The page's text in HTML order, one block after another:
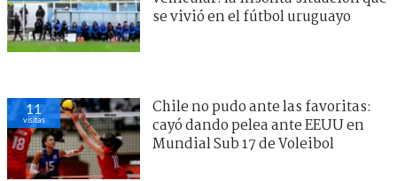
se vivió en el fútbol uruguayo
11
visitas
Chile no pudo ante las favoritas:
cayó dando pelea ante EEUU en
Mundial Sub 17 de Voleibol